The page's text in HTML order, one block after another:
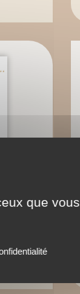
que vous